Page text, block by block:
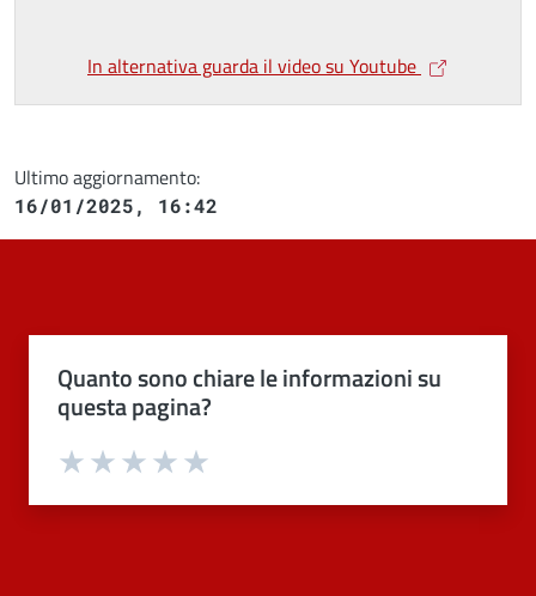
In alternativa guarda il video su Youtube
Ultimo aggiornamento:
16/01/2025, 16:42
Quanto sono chiare le informazioni su
questa pagina?
Valuta 4 stelle su 5
Valuta 3 stelle su 5
Valuta 2 stelle su 5
Valuta 1 stelle su 5